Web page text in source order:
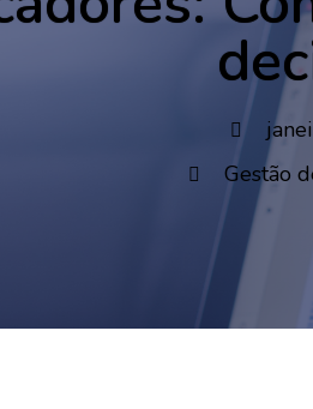
Gestão